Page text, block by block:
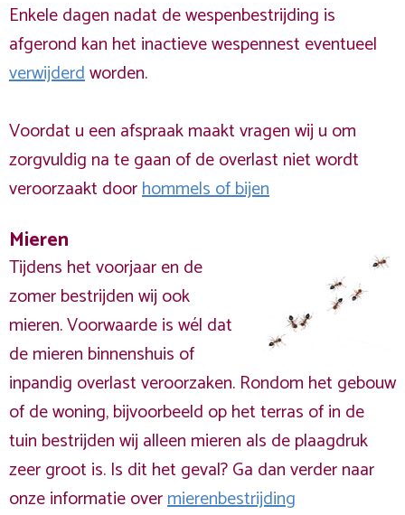
Enkele dagen nadat de wespenbestrijding is
afgerond kan het inactieve wespennest eventueel
verwijderdworden.
Voordat u een afspraak maakt vragen wij u om
zorgvuldig na te gaan of de overlast niet wordt
veroorzaakt doorhommels of bijen
Mieren
Tijdens het voorjaar en de
zomer bestrijden wij ook
mieren. Voorwaarde is wél dat
de mieren binnenshuis of
inpandig overlast veroorzaken. Rondom het gebouw
of de woning, bijvoorbeeld op het terras of in de
tuin bestrijden wij alleen mieren als de plaagdruk
zeer groot is. Is dit het geval? Ga dan verder naar
onze informatie overmierenbestrijding